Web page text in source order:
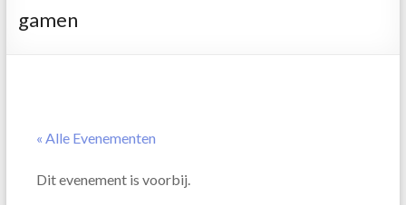
gamen
« Alle Evenementen
Dit evenement is voorbij.